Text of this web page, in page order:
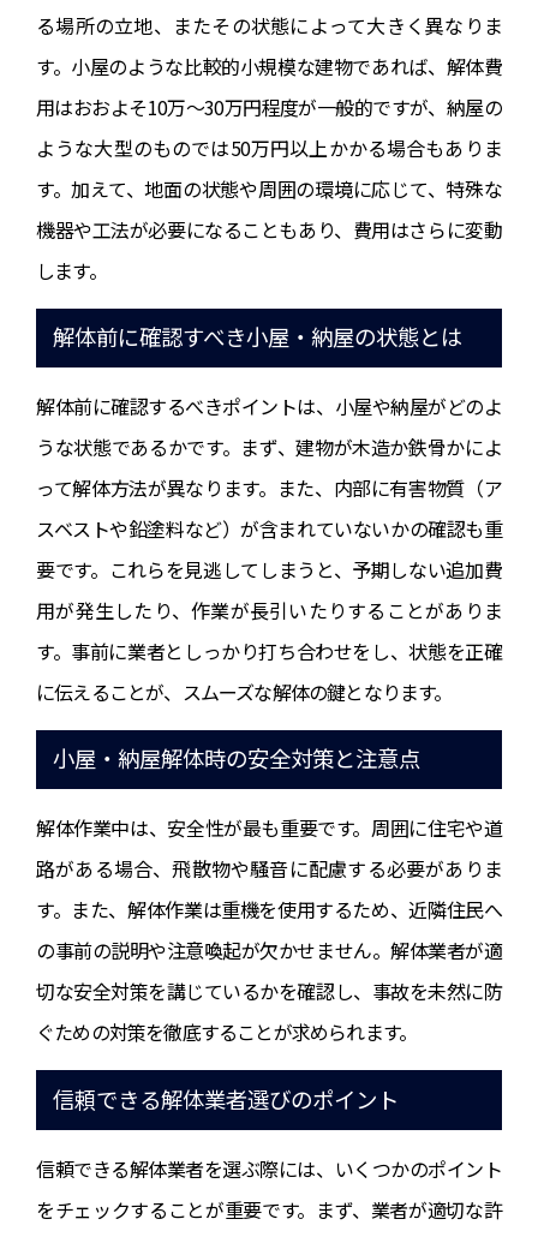
る場所の立地、またその状態によって大きく異なりま
す。小屋のような比較的小規模な建物であれば、解体費
用はおおよそ10万～30万円程度が一般的ですが、納屋の
ような大型のものでは50万円以上かかる場合もありま
す。加えて、地面の状態や周囲の環境に応じて、特殊な
機器や工法が必要になることもあり、費用はさらに変動
します。
解体前に確認すべき小屋・納屋の状態とは
解体前に確認するべきポイントは、小屋や納屋がどのよ
うな状態であるかです。まず、建物が木造か鉄骨かによ
って解体方法が異なります。また、内部に有害物質（ア
スベストや鉛塗料など）が含まれていないかの確認も重
要です。これらを見逃してしまうと、予期しない追加費
用が発生したり、作業が長引いたりすることがありま
す。事前に業者としっかり打ち合わせをし、状態を正確
に伝えることが、スムーズな解体の鍵となります。
小屋・納屋解体時の安全対策と注意点
解体作業中は、安全性が最も重要です。周囲に住宅や道
路がある場合、飛散物や騒音に配慮する必要がありま
す。また、解体作業は重機を使用するため、近隣住民へ
の事前の説明や注意喚起が欠かせません。解体業者が適
切な安全対策を講じているかを確認し、事故を未然に防
ぐための対策を徹底することが求められます。
信頼できる解体業者選びのポイント
信頼できる解体業者を選ぶ際には、いくつかのポイント
をチェックすることが重要です。まず、業者が適切な許